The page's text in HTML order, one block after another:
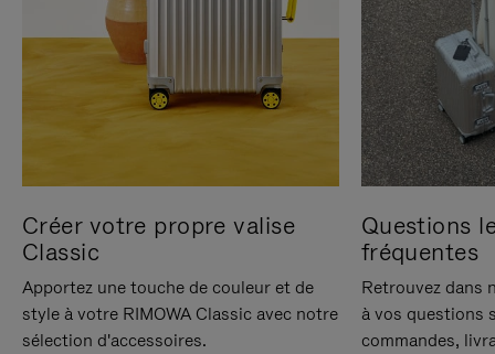
Créer votre propre valise
Classic
Apportez une touche de couleur et de
style à votre RIMOWA Classic avec notre
sélection d'accessoires.
Questions
fréquentes
Retrouvez dans
à vos questions
commandes,